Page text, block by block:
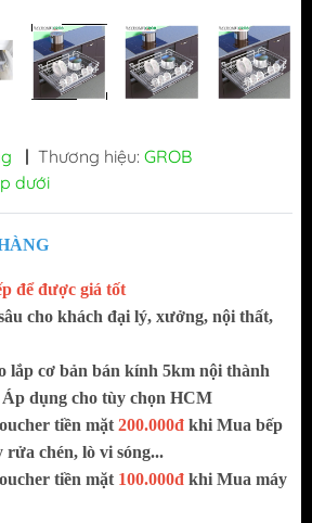
| Thương hiệu: GROB
dưới
để được giá tốt
cho khách đại lý, xưởng, nội thất,
lắp cơ bản bán kính 5km nội thành
dụng cho tùy chọn HCM
tiền mặt 200.000đ khi Mua bếp
rửa chén, lò vi sóng...
tiền mặt 100.000đ khi Mua máy